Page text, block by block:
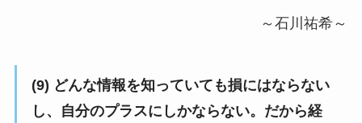
～石川祐希～
(9) どんな情報を知っていても損にはならない
し、自分のプラスにしかならない。だから経